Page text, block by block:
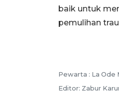
baik untuk
pemulihan
Pewarta : La Ode
Editor: Zabur